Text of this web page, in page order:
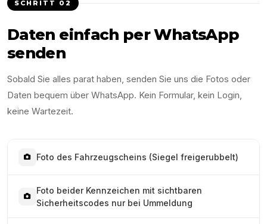
SCHRITT 02
Daten einfach per WhatsApp
senden
Sobald Sie alles parat haben, senden Sie uns die Fotos oder
Daten bequem über WhatsApp. Kein Formular, kein Login,
keine Wartezeit.
Foto des Fahrzeugscheins (Siegel freigerubbelt)
Foto beider Kennzeichen mit sichtbaren
Sicherheitscodes nur bei Ummeldung